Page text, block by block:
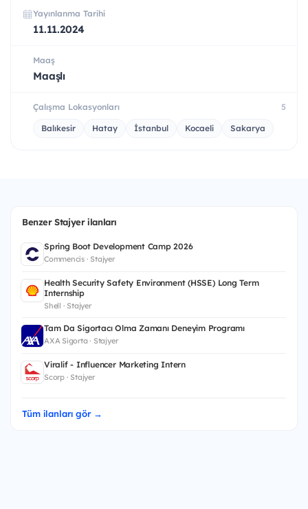
Yayınlanma Tarihi
11.11.2024
Maaş
Maaşlı
Çalışma Lokasyonları 5
Balıkesir Hatay İstanbul Kocaeli Sakarya
Benzer Stajyer ilanları
Spring Boot Development Camp 2026
Commencis · Stajyer
Health Security Safety Environment (HSSE) Long Term
Internship
Shell · Stajyer
Tam Da Sigortacı Olma Zamanı Deneyim Programı
AXA Sigorta · Stajyer
Viralif - Influencer Marketing Intern
Scorp · Stajyer
Tüm ilanları gör →